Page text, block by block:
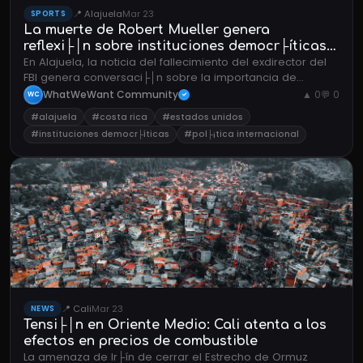
SPORTS 📍 AlajuelaMar 23
La muerte de Robert Mueller genera
reflexi├│n sobre instituciones democr├íticas
en Costa Rica
En Alajuela, la noticia del fallecimiento del exdirector del
FBI genera conversaci├│n sobre la importancia de
instituciones independientes en democracias.
WC WhatWeWant Community ✓ ▲ 0💬 0
#alajuela #costa rica
#estados unidos
#instituciones democr├íticas
#pol├¡tica internacional
NEWS 📍 CaliMar 23
Tensi├│n en Oriente Medio: Cali atenta a los
efectos en precios de combustible
La amenaza de Ir├ín de cerrar el Estrecho de Ormuz